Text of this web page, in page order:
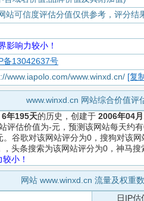
站可信度评估分值仅供参考，评分结
影响力较小！
备13042637号
www.iapolo.com/www.winxd.cn/ [复
www.winxd.cn 网站综合价值评
6年195天的历史，创建于 2006年04
评估价值为-元，预测该网站每天约
。谷歌对该网站评分为0，搜狗对该
头条搜索为该网站评分为0，神马
小！
网站 www.winxd.cn 流量及权重
日IP估